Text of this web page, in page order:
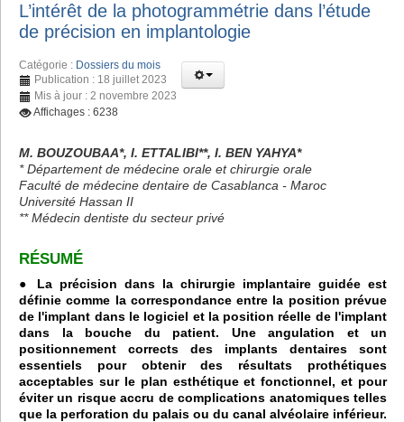
L’intérêt de la photogrammétrie dans l’étude
de précision en implantologie
Catégorie : Dossiers du mois
Publication : 18 juillet 2023
Mis à jour : 2 novembre 2023
Affichages : 6238
M. BOUZOUBAA*, I. ETTALIBI**, I. BEN YAHYA*
* Département de médecine orale et chirurgie orale
Faculté de médecine dentaire de Casablanca - Maroc
Université Hassan II
** Médecin dentiste du secteur privé
RÉSUMÉ
● La précision dans la chirurgie implantaire guidée est
définie comme la correspondance entre la position prévue
de l'implant dans le logiciel et la position réelle de l'implant
dans la bouche du patient. Une angulation et un
positionnement corrects des implants dentaires sont
essentiels pour obtenir des résultats prothétiques
acceptables sur le plan esthétique et fonctionnel, et pour
éviter un risque accru de complications anatomiques telles
que la perforation du palais ou du canal alvéolaire inférieur.